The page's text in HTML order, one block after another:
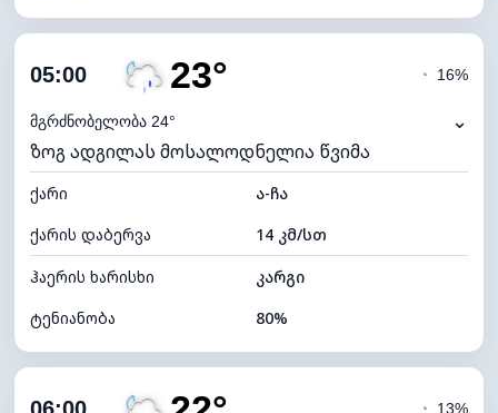
ღრუბლიანობა
ნამის წერტილი
ხილვადობა
10 კმ
განათების ინდექსი 0 (ბნელი)
ღრუბლის სიმაღლე 7760 მ
05:00 23°
მგრძნობელობა 24°
◔ 16%
⌄
ზოგ ადგილას მოსალოდნელია წვიმა
ქარი
ა-ჩა
ქარის დაბერვა
14 კმ/სთ
ჰაერის ხარისხი
კარგი
ტენიანობა
80%
ღრუბლიანობა
◔ 13%